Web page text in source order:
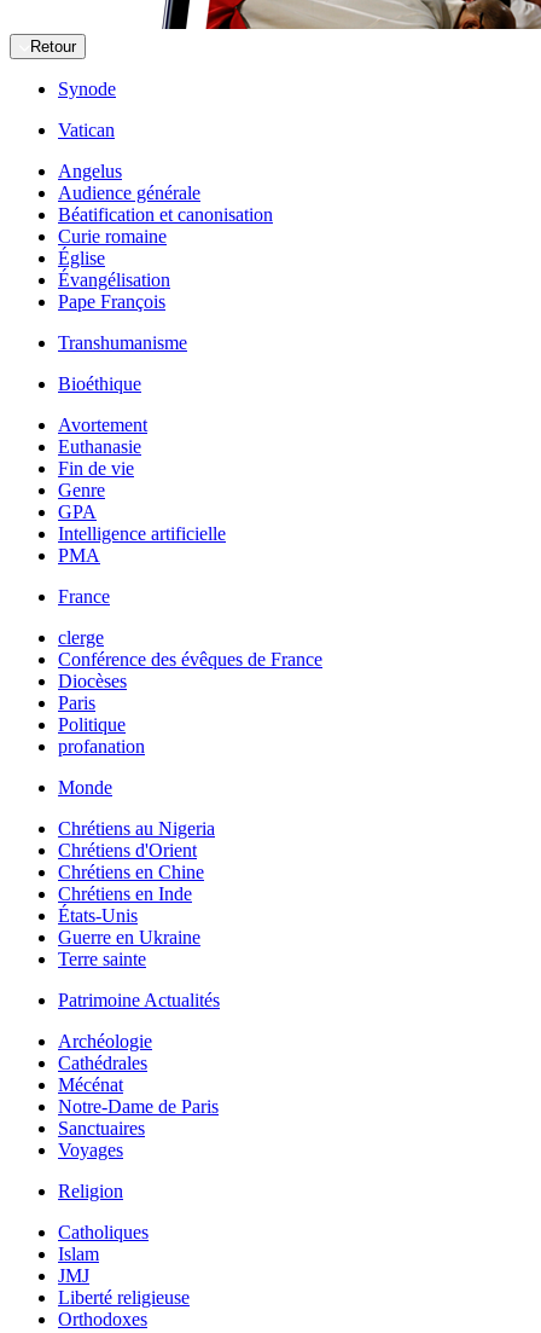
Retour
Synode
Vatican
Angelus
Audience générale
Béatification et canonisation
Curie romaine
Église
Évangélisation
Pape François
Transhumanisme
Bioéthique
Avortement
Euthanasie
Fin de vie
Genre
GPA
Intelligence artificielle
PMA
France
clerge
Conférence des évêques de France
Diocèses
Paris
Politique
profanation
Monde
Chrétiens au Nigeria
Chrétiens d'Orient
Chrétiens en Chine
Chrétiens en Inde
États-Unis
Guerre en Ukraine
Terre sainte
Patrimoine Actualités
Archéologie
Cathédrales
Mécénat
Notre-Dame de Paris
Sanctuaires
Voyages
Religion
Catholiques
Islam
JMJ
Liberté religieuse
Orthodoxes